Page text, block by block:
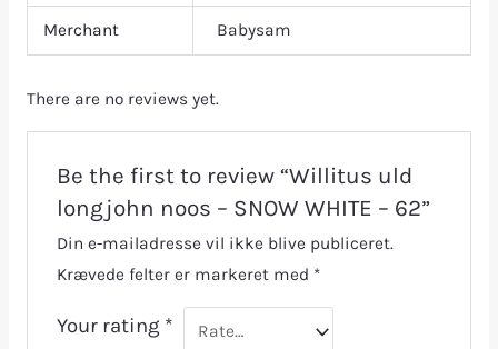
Merchant Babysam
There are no reviews yet.
Be the first to review “Willitus uld
longjohn noos – SNOW WHITE – 62”
Din e-mailadresse vil ikke blive publiceret.
Krævede felter er markeret med *
Your rating *